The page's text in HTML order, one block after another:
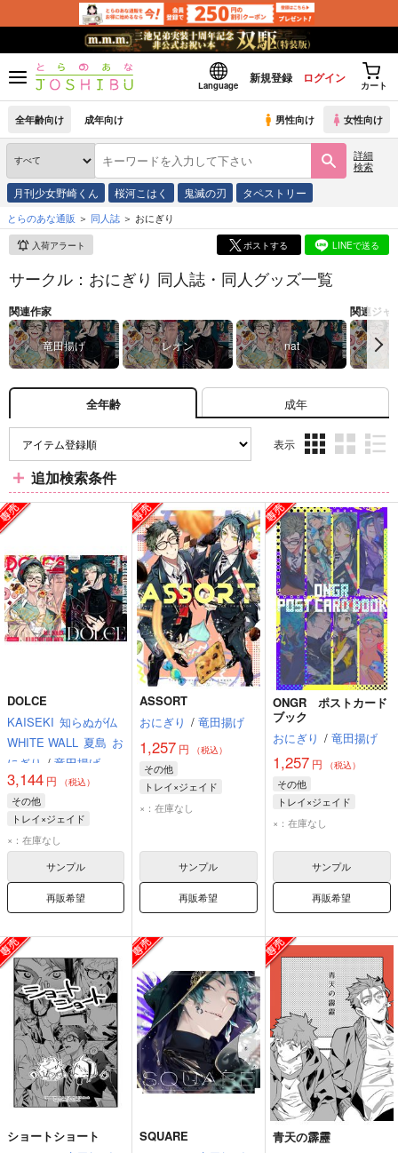
Language
新規登録 ログイン
カート
全年齢向け 成年向け 男性向け 女性向け
詳細
検索
月刊少女野崎くん 桜河こはく 鬼滅の刃 タペストリー
とらのあな通販 同人誌 おにぎり
入荷アラート ポストする LINEで送る
サークル：おにぎり 同人誌・同人グッズ一覧
関連作家
竜田揚げ レオン nat
関連ジャ
全年齢 成年
表示
ム
表
示
ム
表
示
ム
表
示
追加検索条件
DOLCE
KAISEKI 知らぬが仏
WHITE WALL 夏島 お
にぎり / 竜田揚げ
オン nat
3,144 円 （税込）
その他
トレイ×ジェイド
ジェイド・リーチ
トレイ・クローバー
×：在庫なし
サンプル
再販希望
ASSORT
おにぎり / 竜田揚げ
1,257 円 （税込）
その他
トレイ×ジェイド
ジェイド・リーチ
×：在庫なし
サンプル
再販希望
ONGR ポストカード
ブック
おにぎり / 竜田揚げ
1,257円 （税込）
その他
トレイ×ジェイド
トレイ・クローバー
×：在庫なし
サンプル
再販希望
ショートショート
SQUARE
青天の霹靂